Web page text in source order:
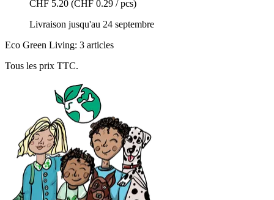
CHF 5.20 (CHF 0.29 / pcs)
Livraison jusqu'au 24 septembre
Eco Green Living: 3 articles
Tous les prix TTC.